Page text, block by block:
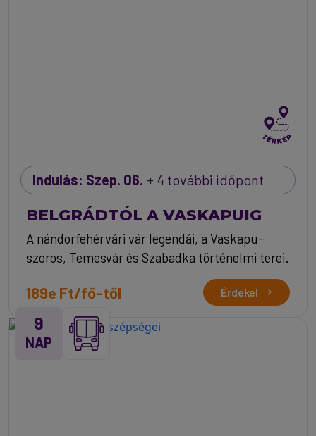
Indulás: Szep. 06. + 4 további időpont
BELGRÁDTÓL A VASKAPUIG
A nándorfehérvári vár legendái, a Vaskapu-
szoros, Temesvár és Szabadka történelmi terei.
189e Ft/fő-től Érdekel
9
NAP